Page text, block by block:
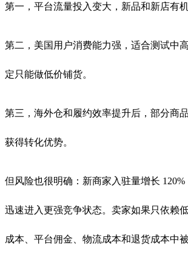
第一，平台流量投入变大，新品和新店有
第二，美国用户消费能力强，适合测试中
定只能做低价铺货。
第三，海外仓和履约效率提升后，部分商
获得转化优势。
但风险也很明确：新商家入驻量增长
迅速进入更强竞争状态。卖家如果只依赖
成本、平台佣金、物流成本和退货成本中